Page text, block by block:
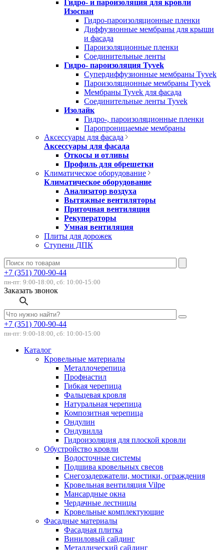
Гидро- и пароизоляция для кровли
Изоспан
Гидро-пароизоляционные пленки
Диффузионные мембраны для крыши
и фасада
Пароизоляционные пленки
Соединительные ленты
Гидро- пароизоляция Tyvek
Супердиффузионные мембраны Tyvek
Пароизоляционные мембраны Tyvek
Мембраны Tyvek для фасада
Соединительные ленты Tyvek
Изолайк
Гидро-, пароизоляционные пленки
Паропроницаемые мембраны
Аксессуары для фасада
Аксессуары для фасада
Откосы и отливы
Профиль для обрешетки
Климатическое оборудование
Климатическое оборудование
Анализатор воздуха
Вытяжные вентиляторы
Приточная вентиляция
Рекуператоры
Умная вентиляция
Плиты для дорожек
Ступени ДПК
+7 (351) 700-90-44
пн-пт: 9:00-18:00, сб: 10:00-15:00
Заказать звонок
+7 (351) 700-90-44
пн-пт: 9:00-18:00, сб: 10:00-15:00
Каталог
Кровельные материалы
Металлочерепица
Профнастил
Гибкая черепица
Фальцевая кровля
Натуральная черепица
Композитная черепица
Ондулин
Ондувилла
Гидроизоляция для плоской кровли
Обустройство кровли
Водосточные системы
Подшива кровельных свесов
Снегозадержатели, мостики, ограждения
Кровельная вентиляция Vilpe
Мансардные окна
Чердачные лестницы
Кровельные комплектующие
Фасадные материалы
Фасадная плитка
Виниловый сайдинг
Металлический сайдинг